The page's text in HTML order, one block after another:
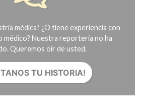
médica? ¿O tiene experiencia con
médico? Nuestra reportería no ha
Queremos oír de usted.
TU HISTORIA!